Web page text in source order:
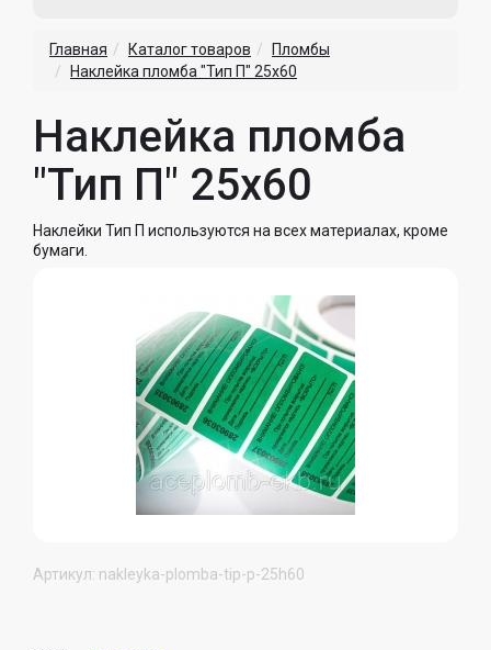
Главная Каталог товаров
Пломбы
Наклейка пломба "Тип П" 25х60
Наклейка пломба
"Тип П" 25х60
Наклейки Тип П используются на всех материалах, кроме
бумаги.
Артикул: nakleyka-plomba-tip-p-25h60